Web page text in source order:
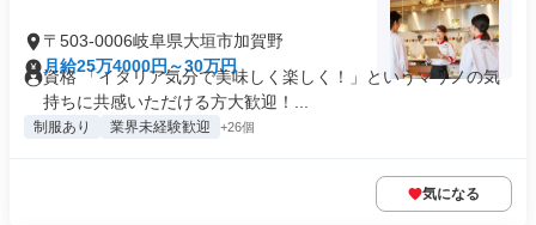
〒503-0006岐阜県大垣市加賀野
月給25万4000円～30万円
資格 「イタリア気分で美味しく楽しく！」というマリノの気
持ちに共感いただける方大歓迎！...
制服あり 業界未経験歓迎 +26個
気になる